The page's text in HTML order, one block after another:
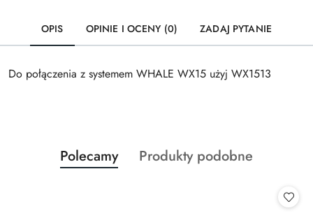
OPIS OPINIE I OCENY (0) ZADAJ PYTANIE
Do połączenia z systemem WHALE WX15 użyj WX1513
Pomiń karuzelę produktów
Produkty
o
Polecamy
Produkty
Produkty podobne